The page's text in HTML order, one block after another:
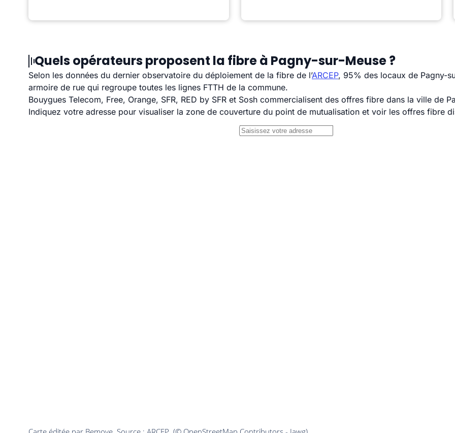
Quels opérateurs proposent la fibre à Pagny-sur-Meuse ?
Selon les données du dernier observatoire du déploiement de la fibre de l’ARCEP, 95% des locaux de Pagny-
armoire de rue qui regroupe toutes les lignes FTTH de la commune.
Bouygues Telecom, Free, Orange, SFR, RED by SFR et Sosh commercialisent des offres fibre dans la ville de
Indiquez votre adresse pour visualiser la zone de couverture du point de mutualisation et voir les offres fibre